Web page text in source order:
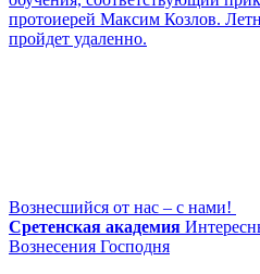
протоиерей Максим Козлов.
пройдет удаленно.
Вознесшийся от нас – с нами!
Сретенская академия
Вознесения Господня